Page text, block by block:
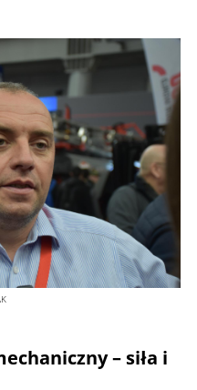
– siła i